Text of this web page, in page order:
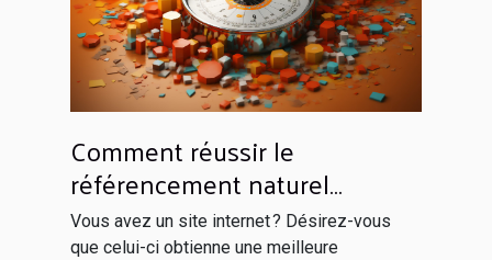
Comment réussir le
référencement naturel
efficacement ?
Vous avez un site internet ? Désirez-vous
que celui-ci obtienne une meilleure